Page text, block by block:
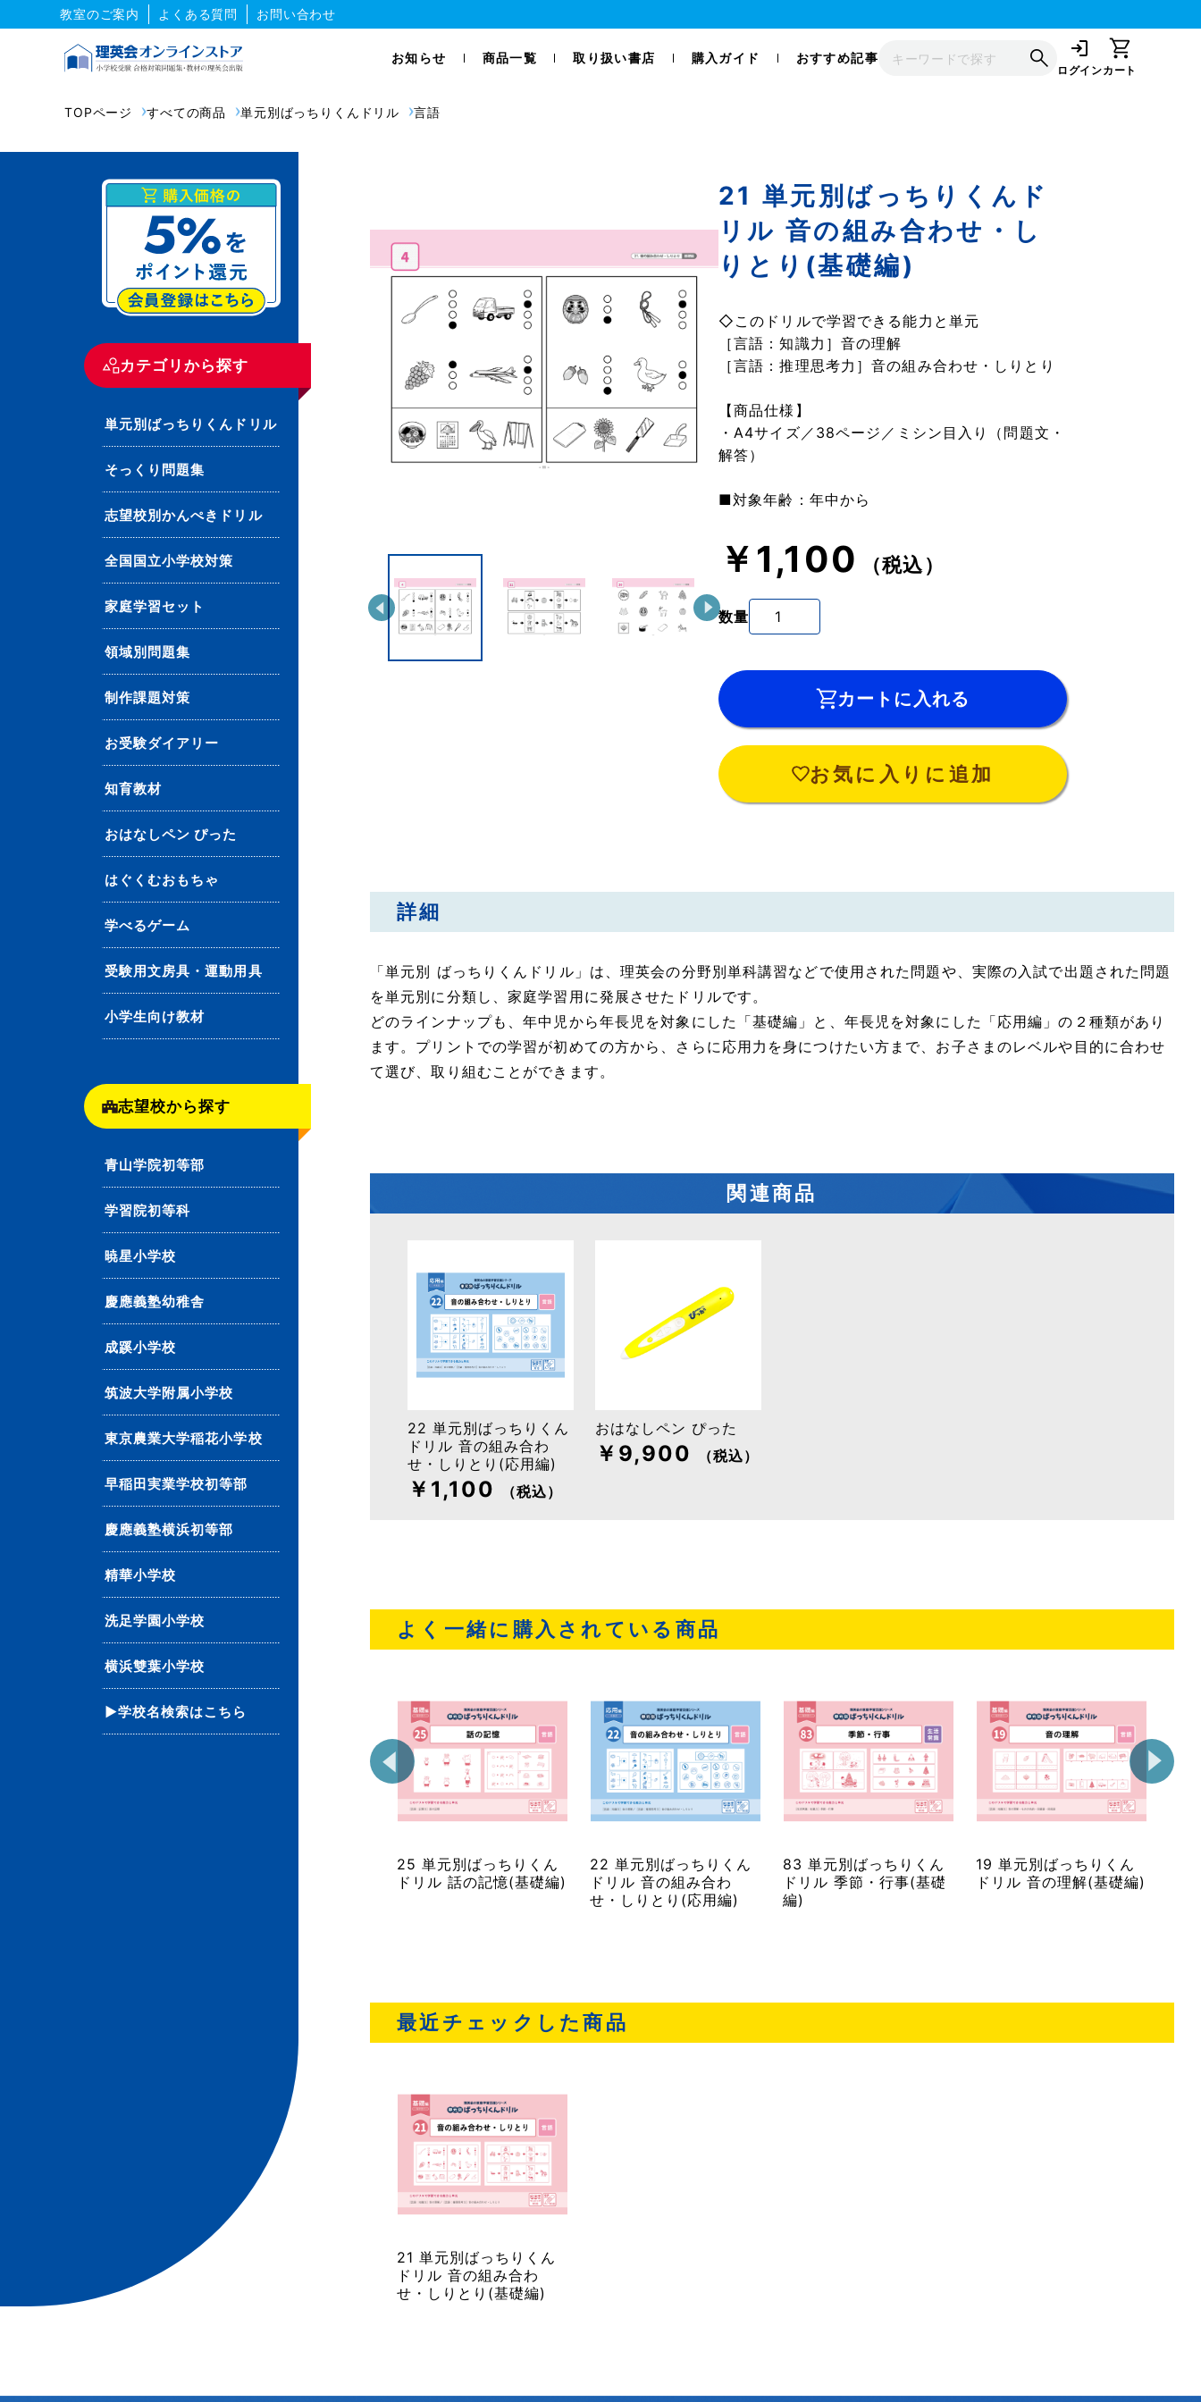
教室のご案内 よくある質問 お問い合わせ
お知らせ 商品一覧 取り扱い書店 購入ガイド おすすめ記事
ログインカート
TOPページ すべての商品 単元別ばっちりくんドリル 言語
カテゴリから探す
単元別ばっちりくんドリル
そっくり問題集
志望校別かんぺきドリル
全国国立小学校対策
家庭学習セット
領域別問題集
制作課題対策
お受験ダイアリー
知育教材
おはなしペン ぴった
はぐくむおもちゃ
学べるゲーム
受験用文房具・運動用具
小学生向け教材
志望校から探す
青山学院初等部
学習院初等科
暁星小学校
慶應義塾幼稚舎
成蹊小学校
筑波大学附属小学校
東京農業大学稲花小学校
早稲田実業学校初等部
慶應義塾横浜初等部
精華小学校
洗足学園小学校
横浜雙葉小学校
▶学校名検索はこちら
21 単元別ばっちりくんド
リル 音の組み合わせ・し
りとり(基礎編)
◇このドリルで学習できる能力と単元
［言語：知識力］音の理解
［言語：推理思考力］音の組み合わせ・しりとり
【商品仕様】
・A4サイズ／38ページ／ミシン目入り（問題文・
解答）
■対象年齢：年中から
￥1,100 （税込）
数量
カートに入れる
お気に入りに追加
詳細
「単元別 ばっちりくんドリル」は、理英会の分野別単科講習などで使用された問題や、実際の入試で出題された問題
を単元別に分類し、家庭学習用に発展させたドリルです。
どのラインナップも、年中児から年長児を対象にした「基礎編」と、年長児を対象にした「応用編」の２種類があり
ます。プリントでの学習が初めての方から、さらに応用力を身につけたい方まで、お子さまのレベルや目的に合わせ
て選び、取り組むことができます。
関連商品
22 単元別ばっちりくん
ドリル 音の組み合わ
せ・しりとり(応用編)
￥1,100 （税込）
おはなしペン ぴった
￥9,900 （税込）
よく一緒に購入されている商品
25 単元別ばっちりくん
ドリル 話の記憶(基礎編)
22 単元別ばっちりくん
ドリル 音の組み合わ
せ・しりとり(応用編)
83 単元別ばっちりくん
ドリル 季節・行事(基礎
編)
19 単元別ばっちりくん
ドリル 音の理解(基礎編)
最近チェックした商品
21 単元別ばっちりくん
ドリル 音の組み合わ
せ・しりとり(基礎編)